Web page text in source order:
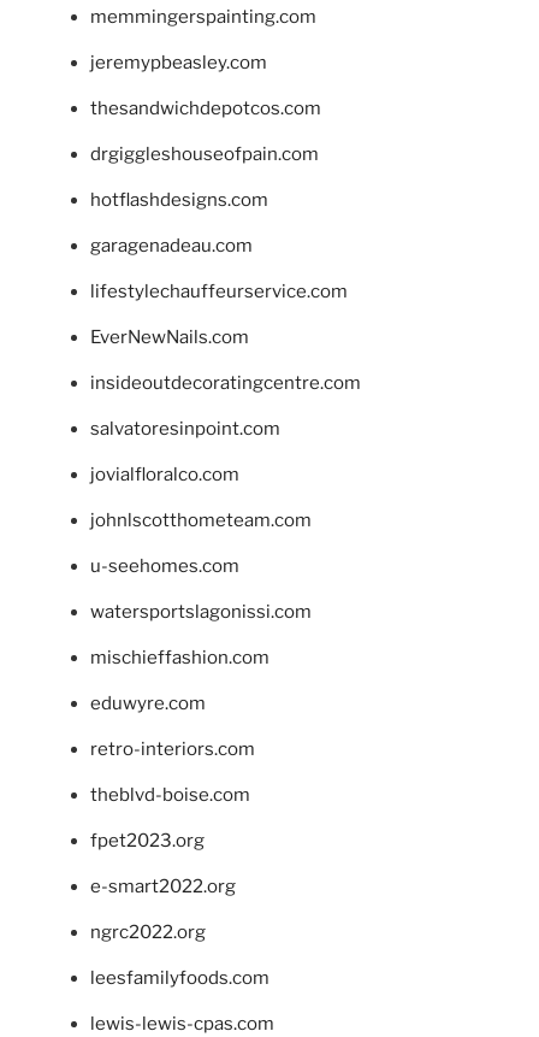
memmingerspainting.com
jeremypbeasley.com
thesandwichdepotcos.com
drgiggleshouseofpain.com
hotflashdesigns.com
garagenadeau.com
lifestylechauffeurservice.com
EverNewNails.com
insideoutdecoratingcentre.com
salvatoresinpoint.com
jovialfloralco.com
johnlscotthometeam.com
u-seehomes.com
watersportslagonissi.com
mischieffashion.com
eduwyre.com
retro-interiors.com
theblvd-boise.com
fpet2023.org
e-smart2022.org
ngrc2022.org
leesfamilyfoods.com
lewis-lewis-cpas.com